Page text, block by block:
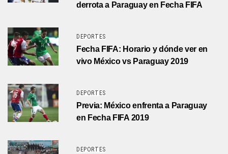
derrota a Paraguay en Fecha FIFA
DEPORTES
Fecha FIFA: Horario y dónde ver en
vivo México vs Paraguay 2019
DEPORTES
Previa: México enfrenta a Paraguay
en Fecha FIFA 2019
DEPORTES